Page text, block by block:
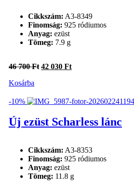
Cikkszám: A3-8349
Finomság: 925 ródiumos
Anyag: ezüst
Tömeg: 7.9 g
46 700Ft Original
700 Ft.
42 030 FtCurrent
030 Ft.
Kosárba
-10%
Új ezüst Scharless lánc
Cikkszám: A3-8353
Finomság: 925 ródiumos
Anyag: ezüst
Tömeg: 11.8 g